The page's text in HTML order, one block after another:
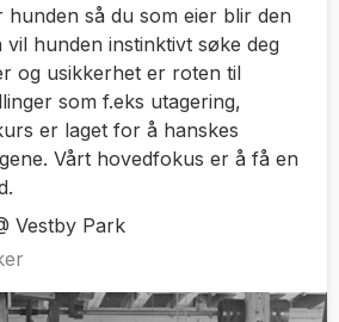
så du som eier blir den
vil hunden instinktivt søke deg
og usikkerhet er roten til
som f.eks utagering,
er laget for å hanskes
Vårt hovedfokus er å få en
Vestby Park